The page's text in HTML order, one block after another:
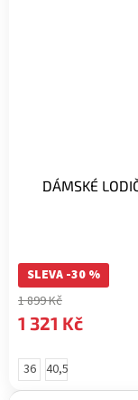
DÁMSKÉ
SLEVA -30 %
1 899 Kč
1 321 Kč
36 40,5